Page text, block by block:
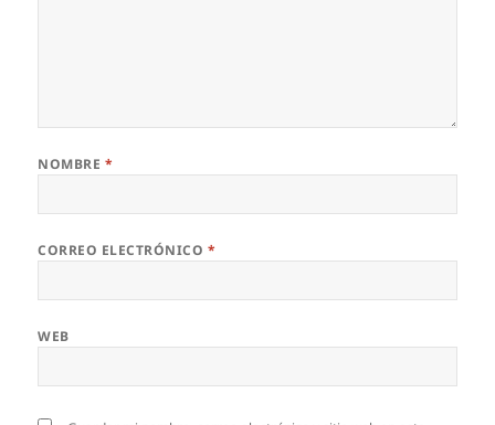
NOMBRE *
CORREO ELECTRÓNICO *
WEB